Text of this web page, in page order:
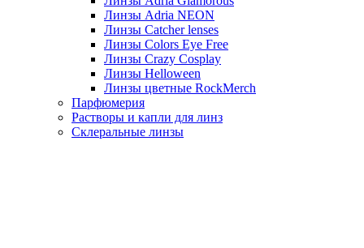
Линзы Adria NEON
Линзы Catcher lenses
Линзы Colors Eye Free
Линзы Crazy Cosplay
Линзы Helloween
Линзы цветные RockMerch
Парфюмерия
Растворы и капли для линз
Склеральные линзы